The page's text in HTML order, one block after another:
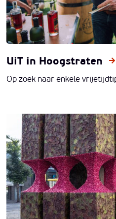
UiT in Hoogstraten
Op zoek naar enkele